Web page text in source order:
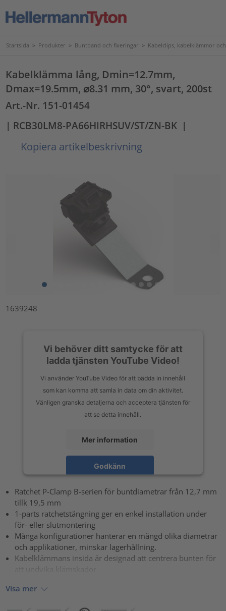
Startsida > Produkter > Buntband och fixeringar > Kabelclips, kabelklämmor
Kabelklämma lång, Dmin=12.7mm,
Dmax=19.5mm, ⌀8.31 mm, 30°, svart, 200st
Art.-Nr. 151-01454
| RCB30LM8-PA66HIRHSUV/ST/ZN-BK |
Kopiera artikelbeskrivning
1639248
Vi behöver ditt samtycke för att
ladda tjänsten YouTube Video!
Vi använder YouTube Video för att bädda in innehåll
som kan komma att samla in data om din aktivitet.
Vänligen granska detaljerna och acceptera tjänsten för
att se detta innehåll.
Mer information
Godkänn
Ratchet P-Clamp B-serien för buntdiametrar från 12,7 mm
tillk 19,5 mm
1-parts ratchetstängning ger en enkel installation under
för- eller slutmontering
Många konfigurationer hanterar en mängd olika diametrar
och applikationer, minskar lagerhållning.
Kabelklämmans insida är designad att centrera bunten för
Visa mer